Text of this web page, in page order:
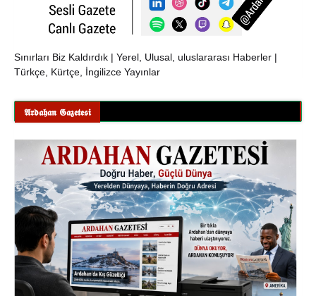
Sınırları Biz Kaldırdık | Yerel, Ulusal, uluslararası Haberler |
Türkçe, Kürtçe, İngilizce Yayınlar
𝕬𝖗𝖉𝖆𝖍𝖆𝖓 𝕲𝖆𝖟𝖊𝖙𝖊𝖘𝖎